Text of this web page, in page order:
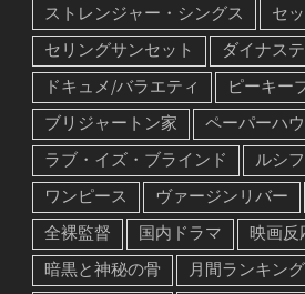
ストレンジャー・シングス
セ
セリングサンセット
ダイナス
ドキュメ/バラエティ
ピーキー
ブリジャートン家
ペーパーハ
ラブ・イズ・ブラインド
ルシ
ワンピース
ヴァージンリバー
全裸監督
国内ドラマ
映画反
暗黒と神秘の骨
月間ランキング